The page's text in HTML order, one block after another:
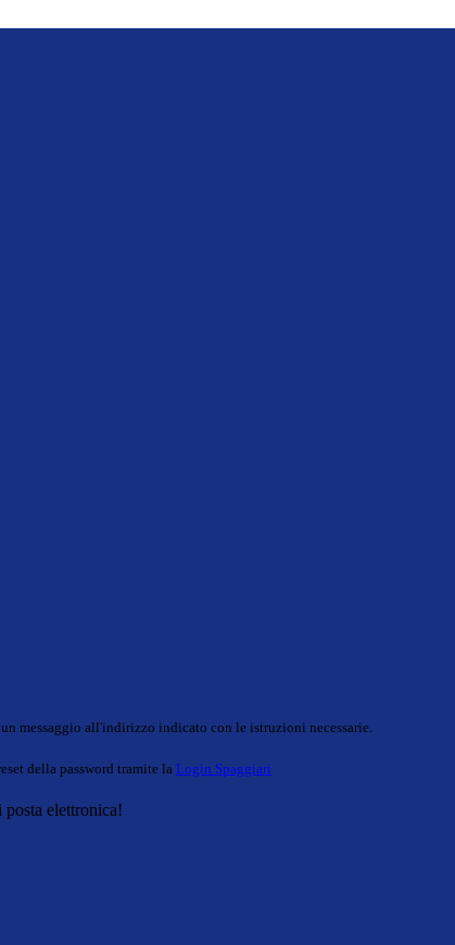
messaggio all'indirizzo indicato con le istruzioni necessarie.
della password tramite la Login Spaggiari
elettronica!